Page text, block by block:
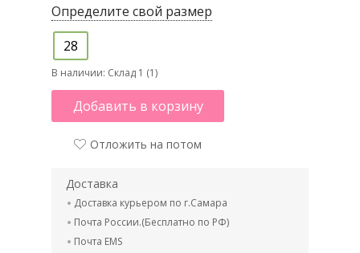
Определите свой размер
28
В наличии: Склад 1 (1)
Добавить в корзину
Отложить на потом
Доставка
Доставка курьером по г.Самара
Почта России.(Бесплатно по РФ)
Почта EMS